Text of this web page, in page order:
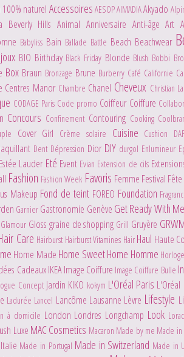
100% naturel Accessoires AESOPAIMADIAAkyado
Beverly HillsAnimal Anniversaire Anti-âgeArt
Babyliss Bain Ballade Battle Beach Beachwear
BIO Birthday Black Friday Blonde Blush Bobbi
Box Braun Bronzage Brune Burberry Café Californie
Centres Manor Chambre Chanel Cheveux Christian
CODAGE Paris Code promo Coiffeur Coiffure
Concours Confinement Contouring Cooking
Cover Girl Crème solaire Cuisine Cushion
Dent Dépression Dior DIY durgol Enlumineur
Estée Lauder Eté Event Evian Extension de cils
Fashion Fashion Week Favoris Femme Festival
Makeup Fond de teint FOREO Foundation
Garnier Gastronomie Genève Get Ready With
Glamour Gloss graine de shopping Grill Gruyère
Care Hairburst Hairburst Vitamines Hair Haul Haute
Home Made Home Sweet Home Homme
CadeauxIKEAImage Coiffure Image Coiffure Bulle
Concept Jardin KIKO kokym L'Oréal Paris
Ladurée Lancel Lancôme Lausanne Lèvre Lifestyle
à domicile London Londres Longchamp Look
Luxe MAC Cosmetics Macaron Made by me Made
Made in Portugal Made in Switzerland Made in